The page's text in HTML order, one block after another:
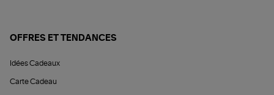
OFFRES ET TENDANCES
Idées Cadeaux
Carte Cadeau